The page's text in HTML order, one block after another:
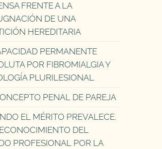
FRENTE A LA
DE UNA
HEREDITARIA
PERMANENTE
POR FIBROMIALGIA Y
PLURILESIONAL
PENAL DE PAREJA
EL MÉRITO PREVALECE.
DEL
PROFESIONAL POR LA